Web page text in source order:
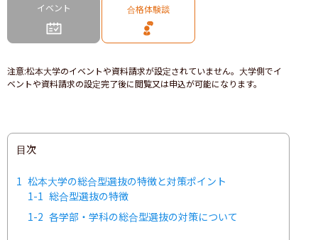
イベント 合格体験談
注意:松本大学のイベントや資料請求が設定されていません。大学側でイ
ベントや資料請求の設定完了後に閲覧又は申込が可能になります。
目次
1 松本大学の総合型選抜の特徴と対策ポイント
1-1 総合型選抜の特徴
1-2 各学部・学科の総合型選抜の対策について